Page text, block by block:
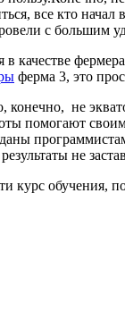
все кто
с большим
в качестве
ферма 3, это
конечно, не
помогают
не
обучения,